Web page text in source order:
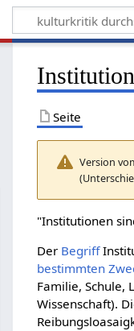
Institution
Seite
Version
"Institutionen
Der Begriff
bestimmten
Familie, Schule,
Wissenschaft).